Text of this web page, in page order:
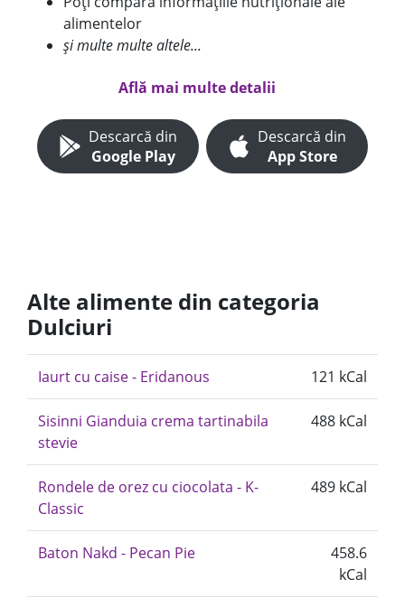
alimentelor
și multe multe altele...
Află mai multe detalii
Descarcă din
Google Play
Descarcă din
App Store
Alte alimente din categoria
Dulciuri
Iaurt cu caise - Eridanous 121 kCal
Sisinni Gianduia crema tartinabila
stevie
488 kCal
Rondele de orez cu ciocolata - K-
Classic
489 kCal
Baton Nakd - Pecan Pie
458.6
kCal